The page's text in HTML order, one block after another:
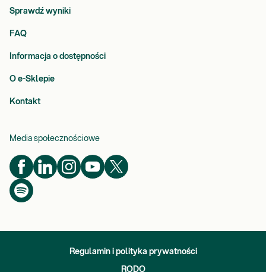
Sprawdź wyniki
FAQ
Informacja o dostępności
O e-Sklepie
Kontakt
Media społecznościowe
Regulamin i polityka prywatności
RODO